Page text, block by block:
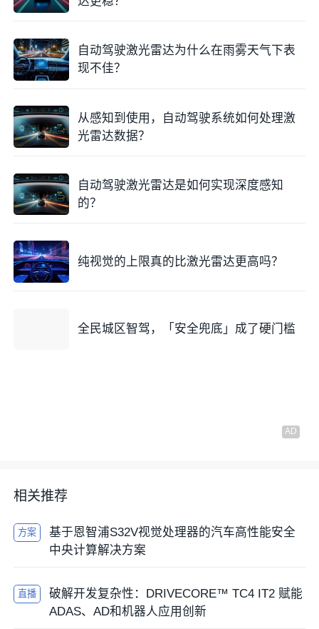
源。
从微观物理过程来看，激光脉冲的往返飞行时间极短，
通常在纳秒级别，因此单个点的测距结果是极其精准的
瞬时值。即便如此，激光雷达依旧不是像相机那样在瞬
式雷达，运动矢量与扫描矢量的叠加效应会彻底改变点
云的局部拓扑。
点会因为雷达的不断接近而显得比实际位置更近，而扫
描后方物体的点则会显得更远。这种距离上的系统性累
积偏差，在扫描周期结束时会表现为物体轮廓的整体漂
其扫描轨迹比旋转式更加复杂，但只要其获取一帧完整
图像需要时间累积，运动畸变的物理根源就无法消除。
频率的运动补偿机制。通过融合惯性测量单元（IMU）
阵。通过将所有点重新投影到帧起始时刻的统一坐标系
时间同步精度。如果同步存在微秒级的误差，或者IMU
微的、锯齿状的波动。这种波动虽然不像混合像素那样
大幅跨越空间，但在构建高精度地图时，它依然被视为
硅片端的电学瓶颈原因
自动驾驶激光雷达为什么在雨雾天气下表
现不佳？
从感知到使用，自动驾驶系统如何处理激
光雷达数据？
自动驾驶激光雷达是如何实现深度感知
的？
纯视觉的上限真的比激光雷达更高吗？
全民城区智驾，「安全兜底」成了硬门槛
相关推荐
方案
基于恩智浦S32V视觉处理器的汽车高性能安全
中央计算解决方案
直播
破解开发复杂性：DRIVECORE™ TC4 IT2 赋能
ADAS、AD和机器人应用创新